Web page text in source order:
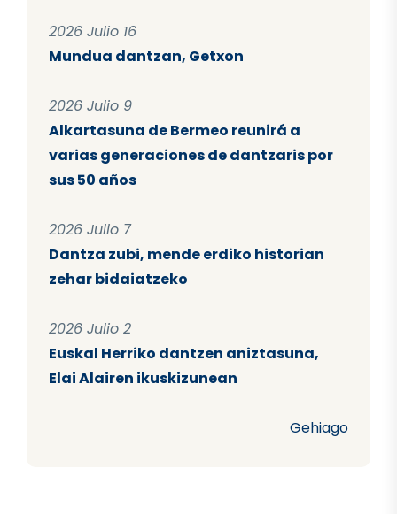
2026 Julio 16
Mundua dantzan, Getxon
2026 Julio 9
Alkartasuna de Bermeo reunirá a
varias generaciones de dantzaris por
sus 50 años
2026 Julio 7
Dantza zubi, mende erdiko historian
zehar bidaiatzeko
2026 Julio 2
Euskal Herriko dantzen aniztasuna,
Elai Alairen ikuskizunean
Gehiago